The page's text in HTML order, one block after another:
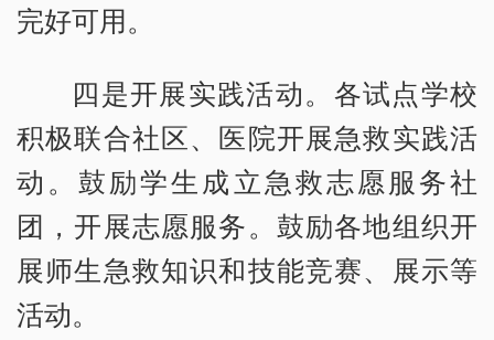
完好可用。
四是开展实践活动。各试点学校
积极联合社区、医院开展急救实践活
动。鼓励学生成立急救志愿服务社
团，开展志愿服务。鼓励各地组织开
展师生急救知识和技能竞赛、展示等
活动。